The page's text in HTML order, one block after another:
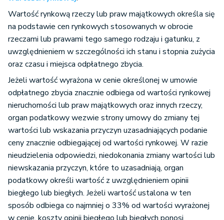
Wartość rynkową rzeczy lub praw majątkowych określa się
na podstawie cen rynkowych stosowanych w obrocie
rzeczami lub prawami tego samego rodzaju i gatunku, z
uwzględnieniem w szczególności ich stanu i stopnia zużycia
oraz czasu i miejsca odpłatnego zbycia.
Jeżeli wartość wyrażona w cenie określonej w umowie
odpłatnego zbycia znacznie odbiega od wartości rynkowej
nieruchomości lub praw majątkowych oraz innych rzeczy,
organ podatkowy wezwie strony umowy do zmiany tej
wartości lub wskazania przyczyn uzasadniających podanie
ceny znacznie odbiegającej od wartości rynkowej. W razie
nieudzielenia odpowiedzi, niedokonania zmiany wartości lub
niewskazania przyczyn, które to uzasadniają, organ
podatkowy określi wartość z uwzględnieniem opinii
biegłego lub biegłych. Jeżeli wartość ustalona w ten
sposób odbiega co najmniej o 33% od wartości wyrażonej